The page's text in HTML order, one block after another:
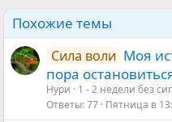
Похожие темы
Сила воли Моя
пора
Нури
1 - 2 недели без
Ответы 77 Пятница в